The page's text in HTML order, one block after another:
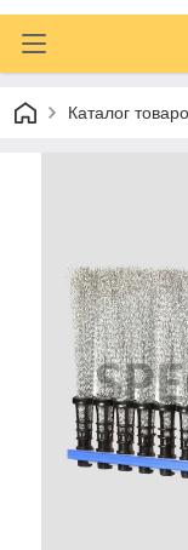
Каталог